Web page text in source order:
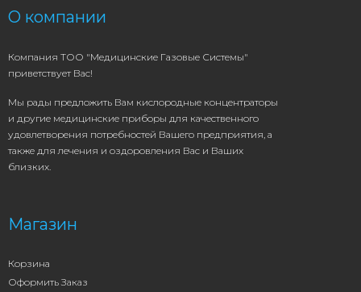
О компании
Компания ТОО "Медицинские Газовые Системы"
приветствует Вас!
Мы рады предложить Вам кислородные концентраторы
и другие медицинские приборы для качественного
удовлетворения потребностей Вашего предприятия, а
также для лечения и оздоровления Вас и Ваших
близких.
Магазин
Корзина
Оформить Заказ